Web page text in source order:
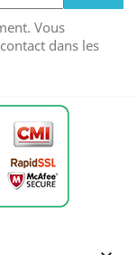
Vous
dans les